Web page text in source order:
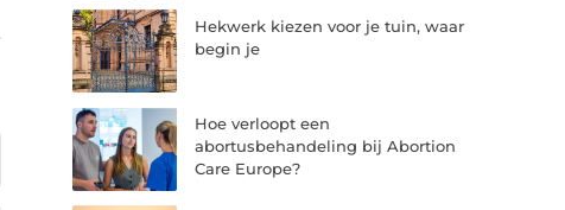
Hekwerk kiezen voor je tuin, waar
begin je
Hoe verloopt een
abortusbehandeling bij Abortion
Care Europe?